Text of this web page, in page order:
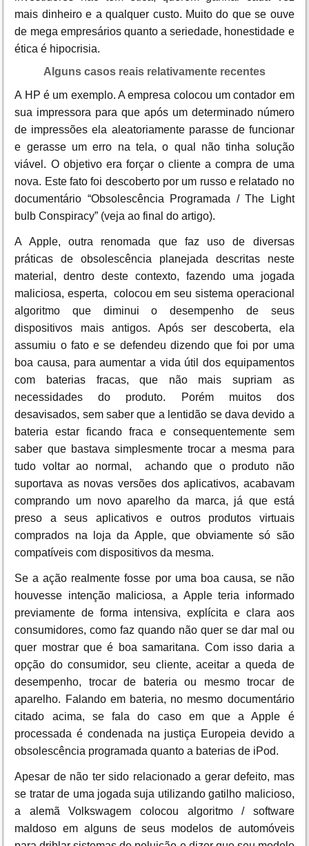
mais dinheiro e a qualquer custo. Muito do que se ouve
de mega empresários quanto a seriedade, honestidade e
ética é hipocrisia.
Alguns casos reais relativamente recentes
A HP é um exemplo. A empresa colocou um contador em
sua impressora para que após um determinado número
de impressões ela aleatoriamente parasse de funcionar
e gerasse um erro na tela, o qual não tinha solução
viável. O objetivo era forçar o cliente a compra de uma
nova. Este fato foi descoberto por um russo e relatado no
documentário “Obsolescência Programada / The Light
bulb Conspiracy” (veja ao final do artigo).
A Apple, outra renomada que faz uso de diversas
práticas de obsolescência planejada descritas neste
material, dentro deste contexto, fazendo uma jogada
maliciosa, esperta, colocou em seu sistema operacional
algoritmo que diminui o desempenho de seus
dispositivos mais antigos. Após ser descoberta, ela
assumiu o fato e se defendeu dizendo que foi por uma
boa causa, para aumentar a vida útil dos equipamentos
com baterias fracas, que não mais supriam as
necessidades do produto. Porém muitos dos
desavisados, sem saber que a lentidão se dava devido a
bateria estar ficando fraca e consequentemente sem
saber que bastava simplesmente trocar a mesma para
tudo voltar ao normal, achando que o produto não
suportava as novas versões dos aplicativos, acabavam
comprando um novo aparelho da marca, já que está
preso a seus aplicativos e outros produtos virtuais
comprados na loja da Apple, que obviamente só são
compatíveis com dispositivos da mesma.
Se a ação realmente fosse por uma boa causa, se não
houvesse intenção maliciosa, a Apple teria informado
previamente de forma intensiva, explícita e clara aos
consumidores, como faz quando não quer se dar mal ou
quer mostrar que é boa samaritana. Com isso daria a
opção do consumidor, seu cliente, aceitar a queda de
desempenho, trocar de bateria ou mesmo trocar de
aparelho. Falando em bateria, no mesmo documentário
citado acima, se fala do caso em que a Apple é
processada é condenada na justiça Europeia devido a
obsolescência programada quanto a baterias de iPod.
Apesar de não ter sido relacionado a gerar defeito, mas
se tratar de uma jogada suja utilizando gatilho malicioso,
a alemã Volkswagem colocou algoritmo / software
maldoso em alguns de seus modelos de automóveis